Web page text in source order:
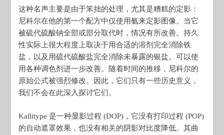
这种名声主要是由于笨拙的处理，尤其是糟糕的定影：
尼科尔在他的第一个配方中仅使用氨来定影图像。当它
被硫代硫酸钠全部或部分取代时，情况有所改善。持久
性实际上很大程度上取决于用合适的溶剂完全消除铁
盐，以及用硫代硫酸盐完全消除未暴露的银盐。可以使
用各种调色剂进一步改善。随着时间的推移，尼科尔的
原始公式被强烈修改。因此，它们只有一些历史意义，
我们不会在此深入探讨它们。
Kallitype 是一种显影过程 (DOP)，它没有打印过程 (POP)
的自动遮罩效果，也没有相关的阴影对比度降低。其曲